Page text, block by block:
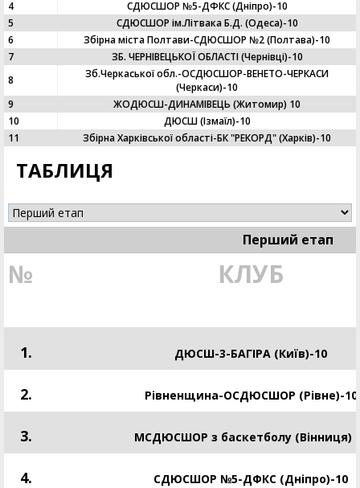
4
СДЮСШОР №5-ДФКС (Дніпро)-10
5
CДЮСШОР ім.Літвака Б.Д. (Одеса)-10
6
Збірна міста Полтави-СДЮСШОР №2 (Полтава)-10
7
ЗБ. ЧЕРНІВЕЦЬКОЇ ОБЛАСТІ (Чернівці)-10
8
Зб.Черкаської обл.-ОСДЮСШОР-ВЕНЕТО-ЧЕРКАСИ
(Черкаси)-10
9
ЖОДЮСШ-ДИНАМІВЕЦЬ (Житомир) 10
10
ДЮСШ (Ізмаїл)-10
11
Збірна Харківської області-БК "РЕКОРД" (Харків)-10
ТАБЛИЦЯ
Перший етап
№ КЛУБ
1. ДЮСШ-3-БАГІРА (Київ)-10
2. Рівненщина-ОСДЮСШОР (Рівне)-10
3. МСДЮСШОР з баскетболу (Вінниця)
4. СДЮСШОР №5-ДФКС (Дніпро)-10